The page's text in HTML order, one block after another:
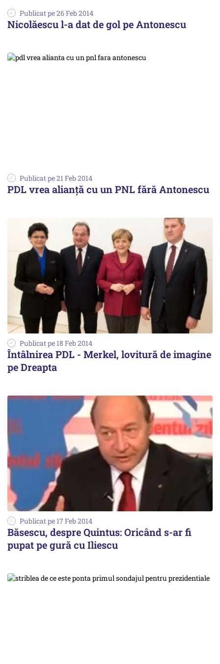
Publicat pe 26 Feb 2014
Nicolăescu l-a dat de gol pe Antonescu
Publicat pe 21 Feb 2014
PDL vrea alianță cu un PNL fără Antonescu
Publicat pe 18 Feb 2014
Întâlnirea PDL - Merkel, lovitură de imagine
pe Dreapta
Publicat pe 17 Feb 2014
Băsescu, despre Quintus: Oricând s-ar fi
pupat pe gură cu Iliescu